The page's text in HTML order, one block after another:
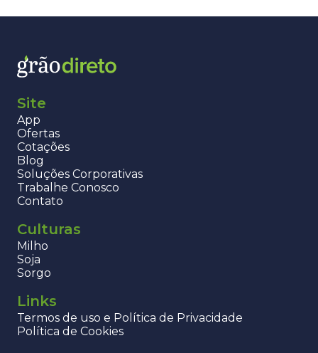
Site
App
Ofertas
Cotações
Blog
Soluções Corporativas
Trabalhe Conosco
Contato
Culturas
Milho
Soja
Sorgo
Links
Termos de uso e Política de Privacidade
Política de Cookies